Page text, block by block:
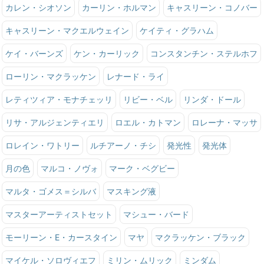
カレン・シオソン カーリン・ホルマン キャスリーン・コノバー
キャスリーン・マクエルウェイン ケイティ・グラハム
ケイ・バーンズ ケン・カーリック コンスタンチン・ステルホフ
ローリン・マクラッケン レナード・ライ
レティツィア・モナチェッリ リビー・ベル リンダ・ドール
リサ・アルジェンティエリ ロエル・カトマン ロレーナ・マッサ
ロレイン・ワトリー ルチアーノ・チシ 発光性 発光体
月の色 マルコ・ノヴォ マーク・ベグビー
マルタ・ゴメス＝シルバ マスキング液
マスターアーティストセット マシュー・バード
モーリーン・E・カースタイン マヤ マクラッケン・ブラック
マイケル・ソロヴィエフ ミリン・ムリック ミンダム